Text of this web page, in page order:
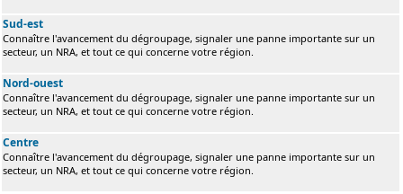
Sud-est
Connaître l'avancement du dégroupage, signaler une panne importante sur un
secteur, un NRA, et tout ce qui concerne votre région.
Nord-ouest
Connaître l'avancement du dégroupage, signaler une panne importante sur un
secteur, un NRA, et tout ce qui concerne votre région.
Centre
Connaître l'avancement du dégroupage, signaler une panne importante sur un
secteur, un NRA, et tout ce qui concerne votre région.